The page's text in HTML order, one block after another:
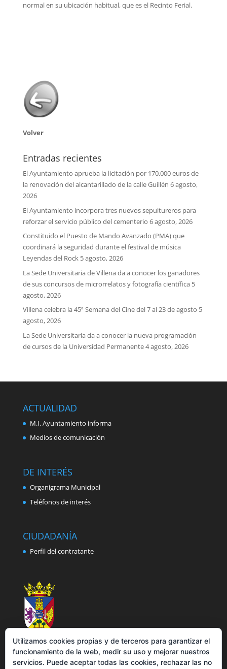
normal en su ubicación habitual, que es el Recinto Ferial.
Volver
Entradas recientes
El Ayuntamiento aprueba la licitación por 170.000 euros de
la renovación del alcantarillado de la calle Guillén 6 agosto,
2026
El Ayuntamiento incorpora tres nuevos sepultureros para
reforzar el servicio público del cementerio 6 agosto, 2026
Constituido el Puesto de Mando Avanzado (PMA) que
coordinará la seguridad durante el festival de música
Leyendas del Rock 5 agosto, 2026
La Sede Universitaria de Villena da a conocer los ganadores
de sus concursos de microrrelatos y fotografía científica 5
agosto, 2026
Villena celebra la 45ª Semana del Cine del 7 al 23 de agosto 5
agosto, 2026
La Sede Universitaria da a conocer la nueva programación
de cursos de la Universidad Permanente4 agosto, 2026
ACTUALIDAD
M.I. Ayuntamiento informa
Medios de comunicación
DE INTERÉS
Organigrama Municipal
Teléfonos de interés
CIUDADANÍA
Perfil del contratante
Utilizamos cookies propias y de terceros para garantizar el
funcionamiento de la web, medir su uso y mejorar nuestros
servicios. Puede aceptar todas las cookies, rechazar las no